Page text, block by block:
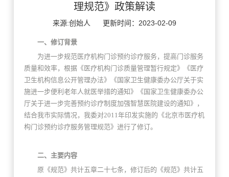
理规范》政策解读
来源:创始人 更新时间：2023-02-09
一、修订背景
为进一步规范医疗机构门诊预约诊疗服务，提高门诊服务
质量和效率，根据《医疗机构门诊质量管理暂行规定》《医疗
卫生机构信息公开管理办法》《国家卫生健康委办公厅关于实
施进一步便利老年人就医举措的通知》《国家卫生健康委办公
厅关于进一步完善预约诊疗制度加强智慧医院建设的通知》，
结合我市实际情况，我委对2011年印发实施的《北京市医疗机
构门诊预约诊疗服务管理规范》进行了修订。
二、主要内容
原《规范》共计五章二十七条，修订后的《规范》共计五